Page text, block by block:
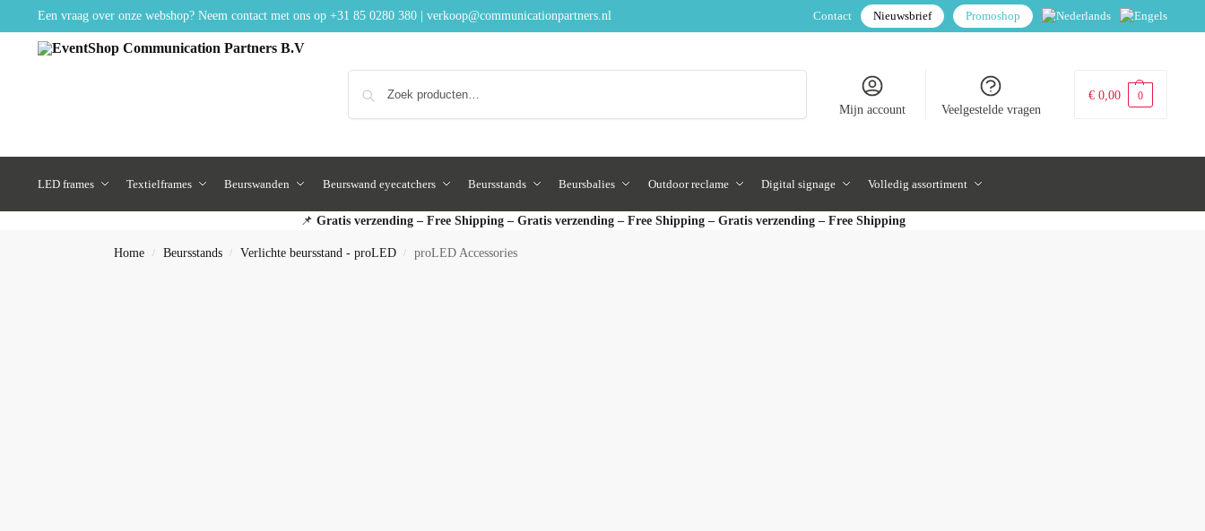
Een vraag over onze webshop? Neem contact met ons op +31 85 0280 380| verkoop@communicationpartners.nl Contact Nieuwsbrief Promoshop
Mijn account Veelgestelde vragen
€ 0,00 0
LED frames Textielframes Beurswanden Beurswand eyecatchers Beursstands Beursbalies Outdoor reclame Digital signage Volledig assortiment
📌 Gratis verzending – Free Shipping – Gratis verzending – Free Shipping – Gratis verzending – Free Shipping
Home / Beursstands / Verlichte beursstand - proLED / proLED Accessories